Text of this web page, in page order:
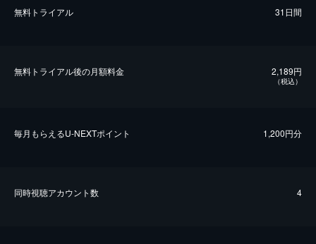
無料トライアル 31日間
無料トライアル後の⽉額料金 2,189円
（税込）
毎⽉もらえるU-NEXTポイント 1,200円分
同時視聴アカウント数 4